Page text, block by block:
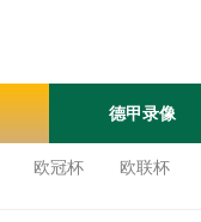
德甲录像
欧冠杯 欧联杯